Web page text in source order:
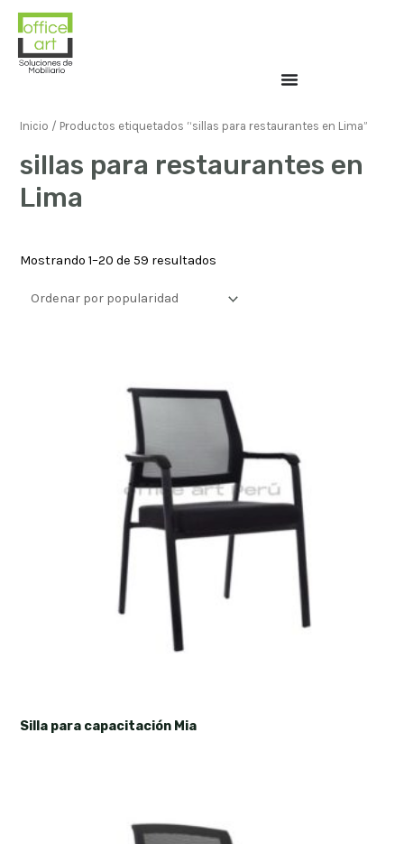
Inicio / Productos etiquetados “sillas para restaurantes en Lima”
sillas para restaurantes en
Lima
Mostrando 1–20 de 59 resultados
Silla para capacitación Mia